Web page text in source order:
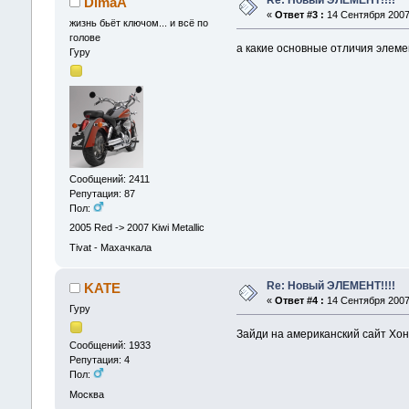
жизнь бьёт ключом... и всё по
голове
Гуру
Сообщений: 2411
Репутация: 87
Пол:
2005 Red -> 2007 Kiwi Metallic
Tivat - Махачкала
« Ответ #3 : 14 Сентября
а какие основные отличия
KATE
Гуру
Сообщений: 1933
Репутация: 4
Пол:
Москва
Re: Новый ЭЛЕМЕНТ!!!!
« Ответ #4 : 14 Сентября
Зайди на американский сайт